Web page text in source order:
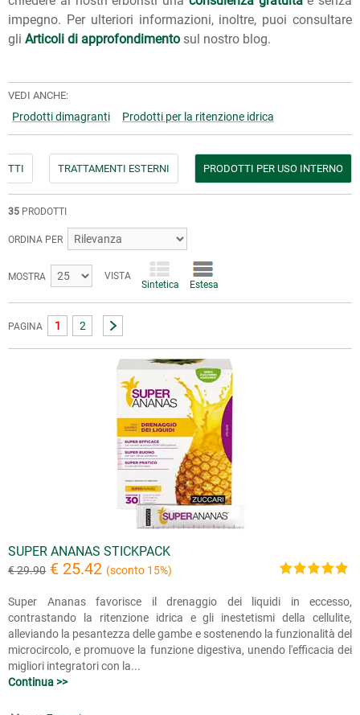
impegno. Per ulteriori informazioni, inoltre, puoi consultare
gli Articoli di approfondimento sul nostro blog.
VEDI ANCHE:
Prodotti dimagranti Prodotti per la ritenzione idrica
TRATTAMENTI ESTERNI PRODOTTI PER USO INTERNO
35 PRODOTTI
ORDINA PER
MOSTRA VISTA
Sintetica Estesa
PAGINA 1 2
SUPER ANANAS STICKPACK
€ 29.90 € 25.42 (sconto 15%)
Super Ananas favorisce il drenaggio dei liquidi in eccesso,
contrastando la ritenzione idrica e gli inestetismi della cellulite,
alleviando la pesantezza delle gambe e sostenendo la funzionalità del
microcircolo, e promuove la funzione digestiva, unendo l'efficacia dei
migliori integratori con la...
Continua >>